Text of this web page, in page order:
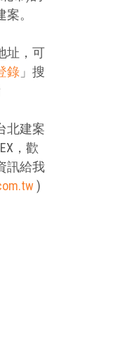
。
址，可
錄」搜
北建案
，歡
訊給我
)